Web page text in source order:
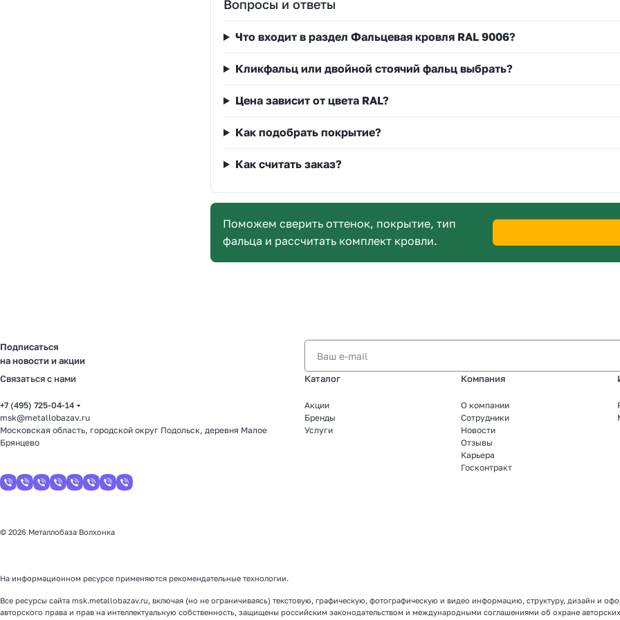
Вопросы и ответы
Что входит в раздел Фальцевая кровля RAL 9006?
Кликфальц или двойной стоячий фальц выбрать?
Цена зависит от цвета RAL?
Как подобрать покрытие?
Как считать заказ?
Поможем сверить оттенок, покрытие, тип
фальца и рассчитать комплект кровли.
Подписаться
на новости и акции
Связаться с нами
+7 (495) 725-04-14
msk@metallobazav.ru
Московская область, городской округ Подольск, деревня Малое
Брянцево
Каталог
Акции
Бренды
Услуги
Компания
О компании
Сотрудники
Новости
Отзывы
Карьера
Госконтракт
© 2026 Металлобаза Волхонка
На информационном ресурсе применяются рекомендательные технологии.
Все ресурсы сайта msk.metallobazav.ru, включая (но не ограничиваясь) текстовую, графическую, фотографическую и видео информацию, структуру, дизайн и
авторского права и прав на интеллектуальную собственность, защищены российским законодательством и международными соглашениями об охране